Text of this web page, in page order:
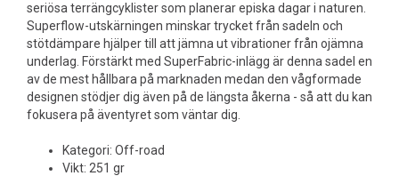
seriösa terrängcyklister som planerar episka dagar i naturen.
Superflow-utskärningen minskar trycket från sadeln och
stötdämpare hjälper till att jämna ut vibrationer från ojämna
underlag. Förstärkt med SuperFabric-inlägg är denna sadel en
av de mest hållbara på marknaden medan den vågformade
designen stödjer dig även på de längsta åkerna - så att du kan
fokusera på äventyret som väntar dig.
Kategori: Off-road
Vikt: 251 gr